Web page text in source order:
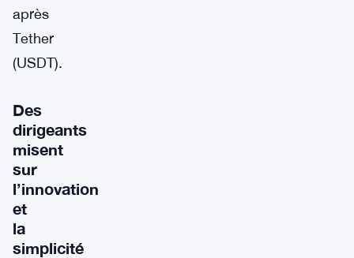
après
Tether
(USDT).
Des
dirigeants
misent
sur
l’innovation
et
la
simplicité